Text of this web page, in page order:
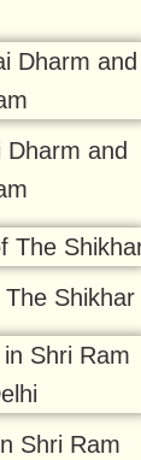
and
Shikhar
Shri Ram